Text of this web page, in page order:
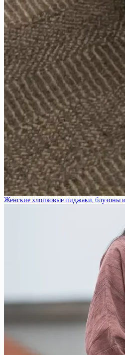
Женские хлопковые пиджаки, блузоны